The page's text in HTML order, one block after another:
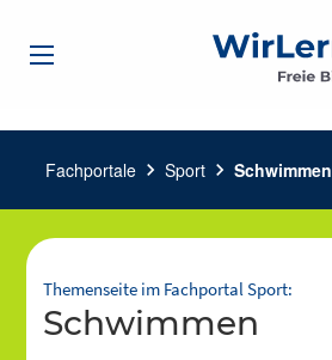
Fachportale chevron_right Sport chevron_right Schwimmen
Themenseite im Fachportal Sport:
Schwimmen